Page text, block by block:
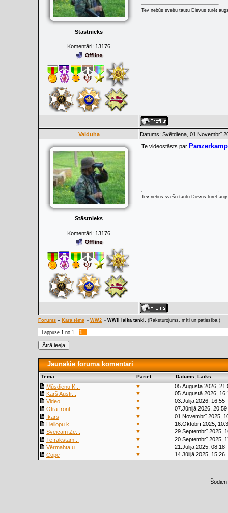
Stāstnieks
Komentāri: 13176
Tev nebūs svešu tautu Dievus turēt
Valduha Datums: Svētdiena,
Stāstnieks
Komentāri: 13176
Te videostāsts par
Tev nebūs svešu tautu Dievus turēt
Forums » Kara tēma » WW2 » WWII laika tanki. (Raksturojums, mīti un patiesība.)
Lappuse 1 no 1 1
Jaunākie foruma komentāri
Tēma Pāriet Datums, Laiks
Mūsdienu K... ▼
05.Augustā.2026,
Karš Austr...
▼
05.Augustā.2026,
Video
▼
03.Jūlijā.2026, 16:55
Otrā front...
▼
07.Jūnijā.2026, 20:59
Ikars
▼
01.Novembrī.2025,
Liellopu k...
▼
16.Oktobrī.2025,
Sveicam Ze...
▼
29.Septembrī.2025,
Te rakstām...
▼
20.Septembrī.2025,
Vērmahta u...
▼
21.Jūlijā.2025, 08:18
Cope
▼ 14.Jūlijā.2025, 15:26